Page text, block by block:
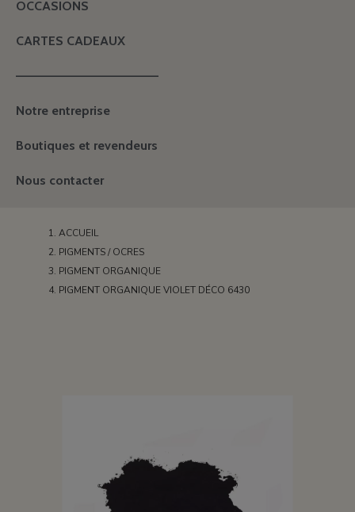
OCCASIONS
CARTES CADEAUX
———————————————
Notre entreprise
Boutiques et revendeurs
Nous contacter
ACCUEIL
PIGMENTS / OCRES
PIGMENT ORGANIQUE
PIGMENT ORGANIQUE VIOLET DÉCO 6430